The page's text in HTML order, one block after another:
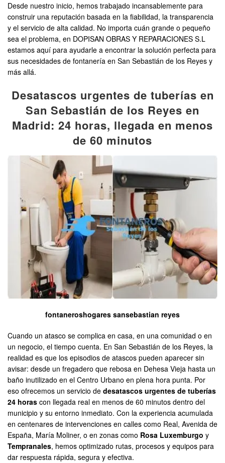
Desde nuestro inicio, hemos trabajado incansablemente para
construir una reputación basada en la fiabilidad, la transparencia
y el servicio de alta calidad. No importa cuán grande o pequeño
sea el problema, en DOPISAN OBRAS Y REPARACIONES S.L
estamos aquí para ayudarle a encontrar la solución perfecta para
sus necesidades de fontanería en San Sebastián de los Reyes y
más allá.
Desatascos urgentes de tuberías en
San Sebastián de los Reyes en
Madrid: 24 horas, llegada en menos
de 60 minutos
fontaneroshogares sansebastian reyes
Cuando un atasco se complica en casa, en una comunidad o en
un negocio, el tiempo cuenta. En San Sebastián de los Reyes, la
realidad es que los episodios de atascos pueden aparecer sin
avisar: desde un fregadero que rebosa en Dehesa Vieja hasta un
baño inutilizado en el Centro Urbano en plena hora punta. Por
eso ofrecemos un servicio de desatascos urgentes de tuberías
24 horas con llegada real en menos de 60 minutos dentro del
municipio y su entorno inmediato. Con la experiencia acumulada
en centenares de intervenciones en calles como Real, Avenida de
España, María Moliner, o en zonas como Rosa Luxemburgo y
Tempranales, hemos optimizado rutas, procesos y equipos para
dar respuesta rápida, segura y efectiva.